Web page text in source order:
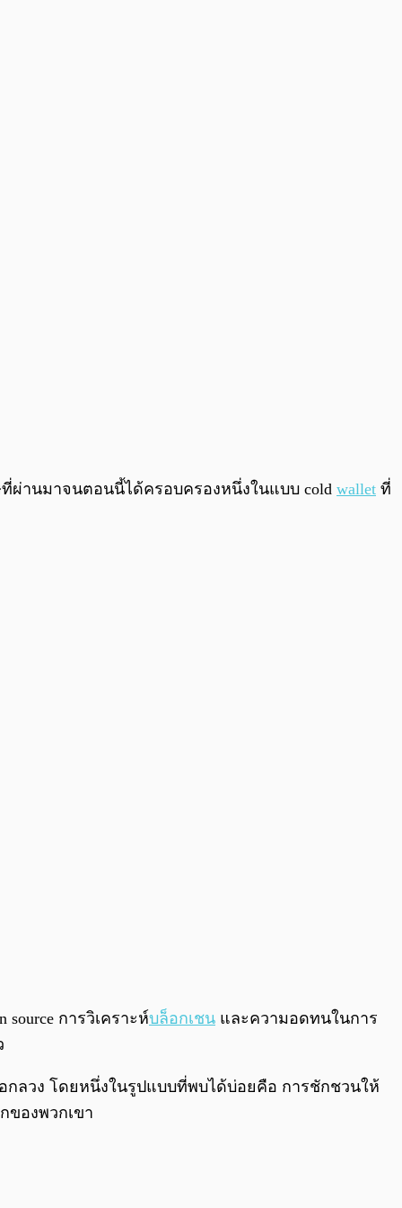
ที่ผ่านมาจนตอนนี้ได้ครอบครองหนึ่งในแบบ cold wallet ที่
source การวิเคราะห์บล็อกเชน และความอดทนในการ
กลวง โดยหนึ่งในรูปแบบที่พบได้บ่อยคือ การชักชวนให้
ของพวกเขา